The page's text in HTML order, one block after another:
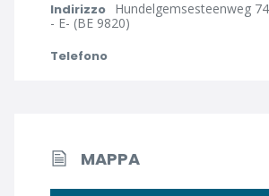
Indirizzo Hundelgemsesteenweg
- E- (BE 9820)
Telefono
MAPPA